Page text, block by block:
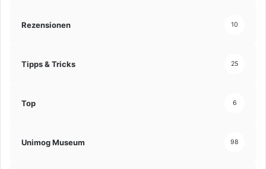
Rezensionen 10
Tipps & Tricks 25
Top 6
Unimog Museum 98